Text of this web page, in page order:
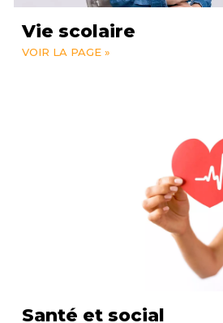
Vie scolaire
VOIR LA PAGE »
Santé et social